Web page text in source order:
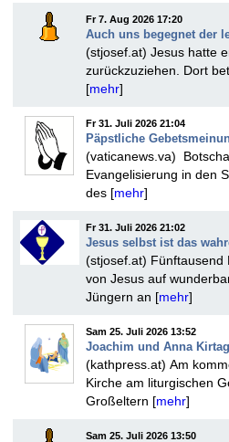
Fr 7. Aug 2026 17:20
Auch uns begegnet der
(stjosef.at) Jesus hatte
zurückzuziehen. Dort
[mehr]
Fr 31. Juli 2026 21:04
Päpstliche
(vaticanews.va)
Evangelisierung in den
des [mehr]
Fr 31. Juli 2026 21:02
Jesus selbst ist das
(stjosef.at) Fünftausend
von Jesus auf
Jüngern an [mehr]
Sam 25. Juli 2026 13:52
Joachim und Anna
(kathpress.at) Am
Kirche am liturgischen
Großeltern [mehr]
Sam 25. Juli 2026 13:50